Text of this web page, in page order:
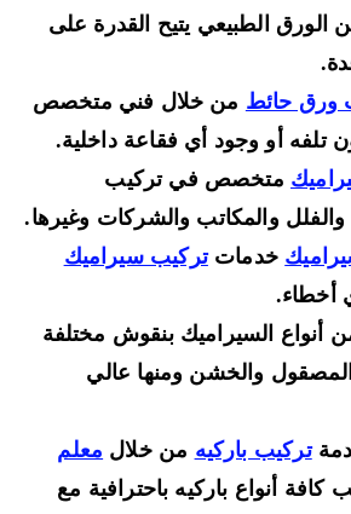
الطبيعي يتيح القدرة على
حائطمن خلال فني متخصص
أو وجود أي فقاعة داخلية.
متخصص في تركيب
والمكاتب والشركات وغيرها.
خدماتتركيب سيراميك
السيراميك بنقوش مختلفة
والخشن ومنها عالي
تركيب باركيه من خلالمعلم
أنواع باركيه باحترافية مع